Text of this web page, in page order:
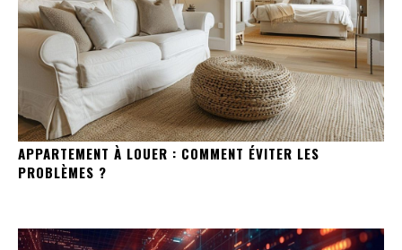
APPARTEMENT À LOUER : COMMENT ÉVITER LES
PROBLÈMES ?